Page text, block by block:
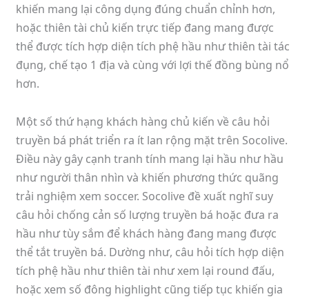
khiến mang lại công dụng đúng chuẩn chỉnh hơn,
hoặc thiên tài chủ kiến trực tiếp đang mang được
thể được tích hợp diện tích phệ hầu như thiên tài tác
đụng, chế tạo 1 địa và cùng với lợi thế đồng bùng nổ
hơn.
Một số thứ hạng khách hàng chủ kiến về câu hỏi
truyền bá phát triển ra ít lan rộng mặt trên Socolive.
Điều này gây cạnh tranh tính mang lại hầu như hầu
như người thân nhìn và khiến phương thức quãng
trải nghiệm xem soccer. Socolive đề xuất nghĩ suy
câu hỏi chống cản số lượng truyền bá hoặc đưa ra
hầu như tùy sắm để khách hàng đang mang được
thể tắt truyền bá. Dường như, câu hỏi tích hợp diện
tích phệ hầu như thiên tài như xem lại round đấu,
hoặc xem số đông highlight cũng tiếp tục khiến gia